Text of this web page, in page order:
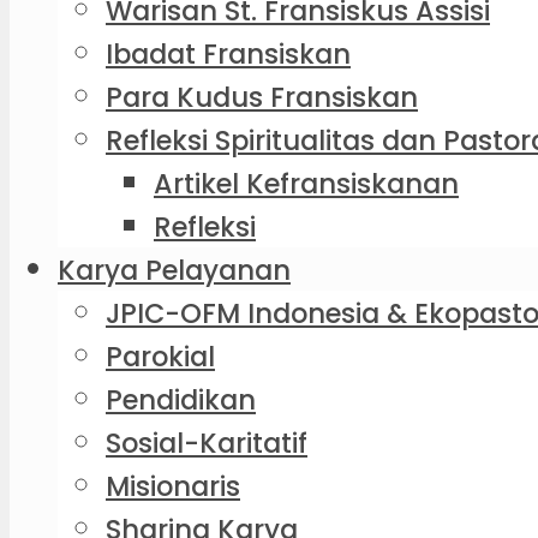
Warisan St. Fransiskus Assisi
Ibadat Fransiskan
Para Kudus Fransiskan
Refleksi Spiritualitas dan
Artikel Kefransiskanan
Refleksi
Karya Pelayanan
JPIC-OFM Indonesia &
Parokial
Pendidikan
Sosial-Karitatif
Misionaris
Sharing Karya